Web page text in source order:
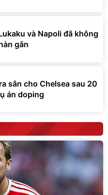
và Napoli đã không
gắn
sân cho Chelsea sau 20
án doping